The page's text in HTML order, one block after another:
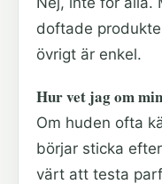
doftade
övrigt är enkel.
Hur vet jag om
Om huden ofta
börjar sticka
värt att testa